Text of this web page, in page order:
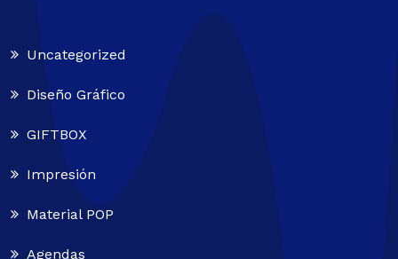
Uncategorized
Diseño Gráfico
GIFTBOX
Impresión
Material POP
Agendas